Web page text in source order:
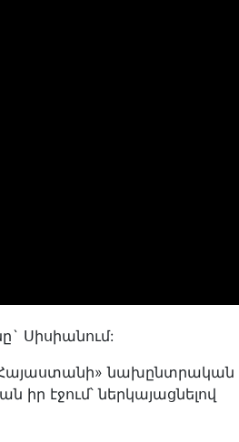
Սիսիանում:
Հայաստանի» նախընտրական
իր էջում՝ ներկայացնելով